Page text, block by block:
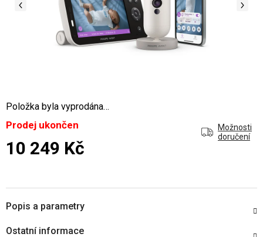
Položka byla vyprodána…
Prodej ukončen
Možnosti
doručení
10 249 Kč
Popis a parametry
Ostatní informace